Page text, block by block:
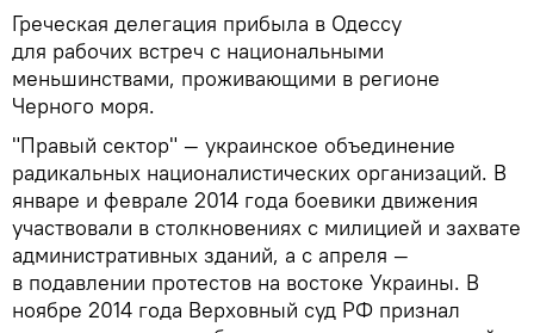
Греческая делегация прибыла в Одессу
для рабочих встреч с национальными
меньшинствами, проживающими в регионе
Черного моря.
"Правый сектор" — украинское объединение
радикальных националистических организаций. В
январе и феврале 2014 года боевики движения
участвовали в столкновениях с милицией и захвате
административных зданий, а с апреля —
в подавлении протестов на востоке Украины. В
ноябре 2014 года Верховный суд РФ признал